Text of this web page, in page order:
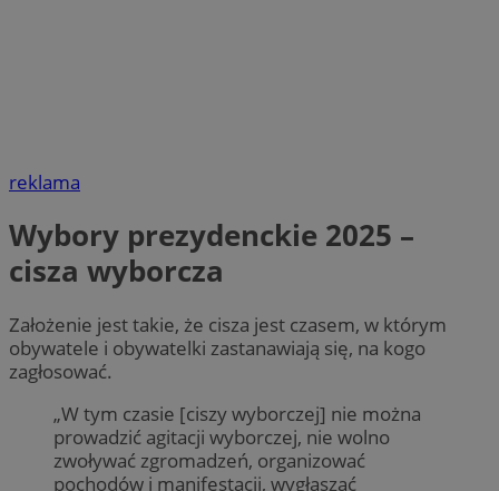
reklama
Wybory prezydenckie 2025 –
cisza wyborcza
Założenie jest takie, że cisza jest czasem, w którym
obywatele i obywatelki zastanawiają się, na kogo
zagłosować.
„W tym czasie [ciszy wyborczej] nie można
prowadzić agitacji wyborczej, nie wolno
zwoływać zgromadzeń, organizować
pochodów i manifestacji, wygłaszać